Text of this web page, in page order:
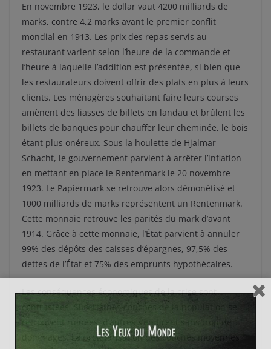
En novembre 1923, le dollar vaut 4200 milliards de
marks, contre 4,2 marks avant le premier conflit
mondial en 1913. Les prix des repas servis au
restaurant varient selon l’heure de la commande et
l’heure à laquelle l’addition est présentée, si bien que
les restaurateurs doivent offrir des plats en plus à leurs
clients. Les ménagères souhaitant faire leurs courses
amènent des liasses de billets en landau et brûlent les
billets de banques pour chauffer leur cheminée, le bois
étant plus onéreux. Sous la houlette de Hjalmar
Schacht, le gouvernement parvient à arrêter l’inflation
en mettant en place le Rentenmark le 20 novembre
1923. Le Papiermark se retrouve alors démonétisé et
1000 milliards de marks représentent un Rentenmark.
Cette monnaie retrouve les parités du mark d’avant
1914. Grâce à cette monnaie, l’État parvient à annuler
99% des dépôts des caisses d’épargnes, 97,5% des
dettes de l’État et 75% des emprunts hypothécaires.
Les conséquences économiques de la crise sont
contrastées. Si certaines couches de la population se
retrouvent ruinées, d’autres s’en tirent sans trop de
dommages. La prolétarisation des couches moyennes